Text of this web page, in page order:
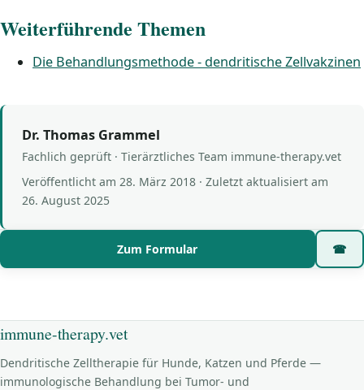
Weiterführende Themen
Die Behandlungsmethode - dendritische Zellvakzinen
Dr. Thomas Grammel
Fachlich geprüft · Tierärztliches Team immune-therapy.vet
Veröffentlicht am 28. März 2018 · Zuletzt aktualisiert am
26. August 2025
Zum Formular ☎
immune-therapy.vet
Dendritische Zelltherapie für Hunde, Katzen und Pferde —
immunologische Behandlung bei Tumor- und